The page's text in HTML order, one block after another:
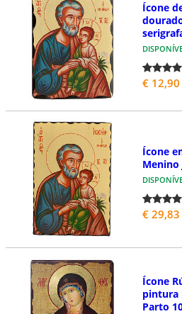
Ícone
€ 12,90
Ícone
Menino
€ 29,83
Ícone
pintura
Parto